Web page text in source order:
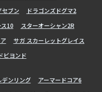
ブン
ドラゴンズドグマ2
10
スターオーシャン2R
サガ スカーレットグレイス
ビヨンド
デンリング
アーマードコア6